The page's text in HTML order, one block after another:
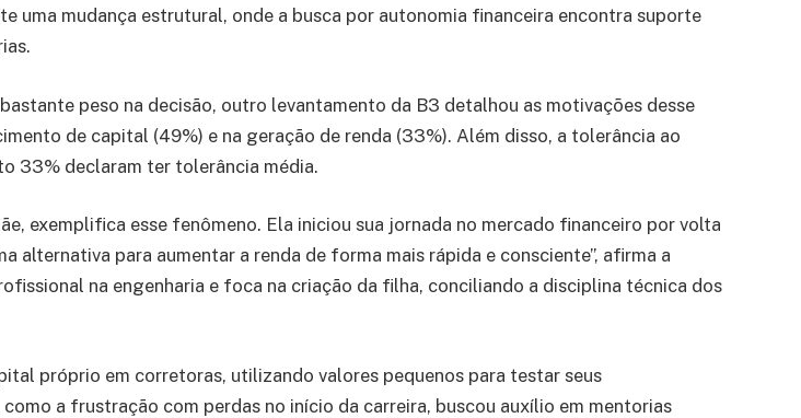
uma mudança estrutural, onde a busca por autonomia financeira encontra suporte
peso na decisão, outro levantamento da B3 detalhou as motivações desse
de capital (49%) e na geração de renda (33%). Além disso, a tolerância ao
33% declaram ter tolerância média.
exemplifica esse fenômeno. Ela iniciou sua jornada no mercado financeiro por volta
alternativa para aumentar a renda de forma mais rápida e consciente”, afirma a
na engenharia e foca na criação da filha, conciliando a disciplina técnica dos
próprio em corretoras, utilizando valores pequenos para testar seus
a frustração com perdas no início da carreira, buscou auxílio em mentorias